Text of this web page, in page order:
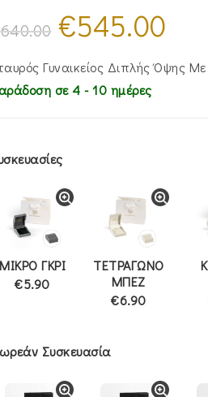
640.00
Original
price
was:
€545.00
Γυναικείος Διπλής Όψης
σε 4 - 10 ημέρες
ΜΙΚΡΟ ΓΚΡΙ
€5.90
ΤΕΤΡΑΓΩΝΟ
ΜΠΕΖ
€6.90
Συσκευασία